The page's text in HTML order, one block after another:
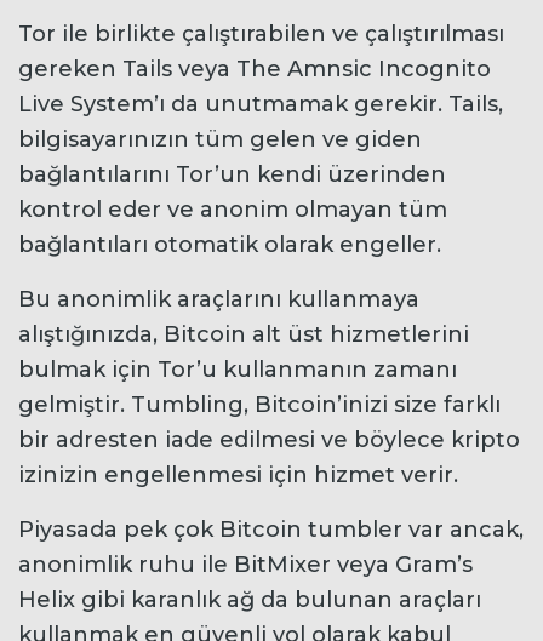
Tor ile birlikte çalıştırabilen ve çalıştırılması
gereken Tails veya The Amnsic Incognito
Live System’ı da unutmamak gerekir. Tails,
bilgisayarınızın tüm gelen ve giden
bağlantılarını Tor’un kendi üzerinden
kontrol eder ve anonim olmayan tüm
bağlantıları otomatik olarak engeller.
Bu anonimlik araçlarını kullanmaya
alıştığınızda, Bitcoin alt üst hizmetlerini
bulmak için Tor’u kullanmanın zamanı
gelmiştir. Tumbling, Bitcoin’inizi size farklı
bir adresten iade edilmesi ve böylece kripto
izinizin engellenmesi için hizmet verir.
Piyasada pek çok Bitcoin tumbler var ancak,
anonimlik ruhu ile BitMixer veya Gram’s
Helix gibi karanlık ağ da bulunan araçları
kullanmak en güvenli yol olarak kabul